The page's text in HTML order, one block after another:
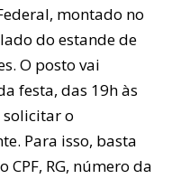
montado no
do estande de
O posto vai
festa, das 19h às
solicitar o
Para isso, basta
RG, número da